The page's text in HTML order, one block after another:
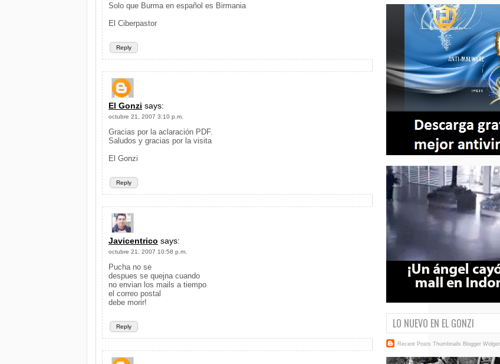
Reply
Solo que Burma en español es Birmania
El Ciberpastor
El Gonzi says:
octubre 21, 2007 3:10 p.m.
Reply
Gracias por la aclaración PDF.
Saludos y gracias por la visita
El Gonzi
Javicentrico says:
octubre 21, 2007 10:58 p.m.
Reply
Pucha no se
despues se quejna cuando
no envian los mails a tiempo
el correo postal
debe morir!
LO NUEVO EN EL GONZI
Recent Posts Thumbnails Blogger Widget